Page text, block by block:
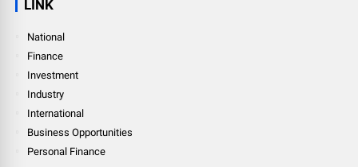
LINK
National
Finance
Investment
Industry
International
Business Opportunities
Personal Finance